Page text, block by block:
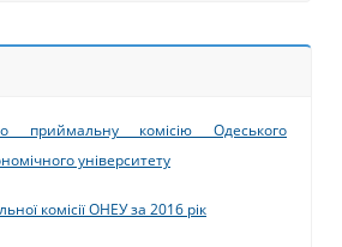
приймальну комісію Одеського
університету
комісії ОНЕУ за 2016 рік